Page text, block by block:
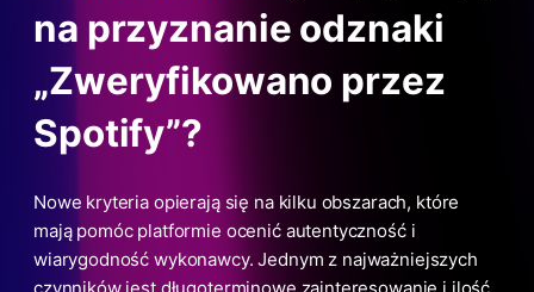
na przyznanie odznaki
„Zweryfikowano przez
Spotify”?
Nowe kryteria opierają się na kilku obszarach, które
mają pomóc platformie ocenić autentyczność i
wiarygodność wykonawcy. Jednym z najważniejszych